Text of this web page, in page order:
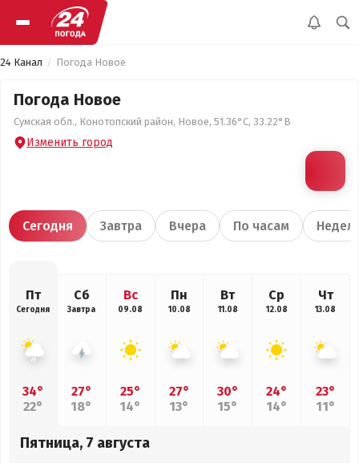
24 Канал Погода Новое
Погода Новое
Сумская обл., Конотопский район, Новое, 51.36°С, 33.22°В
Изменить город
Сегодня Завтра Вчера По часам
Пт
Сегодня
34°
22°
Сб
Завтра
27°
18°
Вс
09.08
25°
14°
Пн
10.08
27°
13°
Вт
11.08
30°
15°
Ср
12.08
24°
14°
Чт
13.08
23°
11°
Пятница, 7 августа